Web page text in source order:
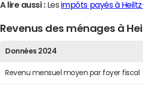
A lire aussi :Les impôts payés à
Revenus des ménages à
Données 2024
Revenu mensuel moyen par foyer fiscal